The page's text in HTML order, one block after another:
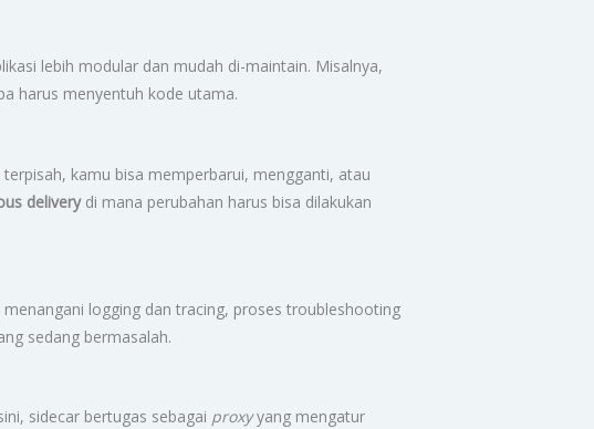
lebih modular dan mudah di-maintain. Misalnya,
harus menyentuh kode utama.
kamu bisa memperbarui, mengganti, atau
deliverydi mana perubahan harus bisa dilakukan
menangani logging dan tracing, proses troubleshooting
sedang bermasalah.
sidecar bertugas sebagai proxyyang mengatur